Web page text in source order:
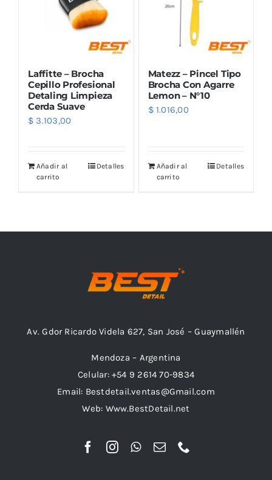
Noticias
Laffitte – Brocha
Cepillo Profesional
Detaling Limpieza
Cerda Suave
$ 3.103,00
Añadir al
carrito
Detalles
Matezz – Pincel Tipo
Brocha Con Agarre
Lemon – N°10
$1.016,00
Añadir al
carrito
Detalles
Av. Gdor Ricardo Videla 627, San José – Guaymallén
Mendoza – Argentina
Celular: +54 9 2614 70-9834
Email: Bestdetail.ventas@Gmail.com
Web: Www.BestDetail.net